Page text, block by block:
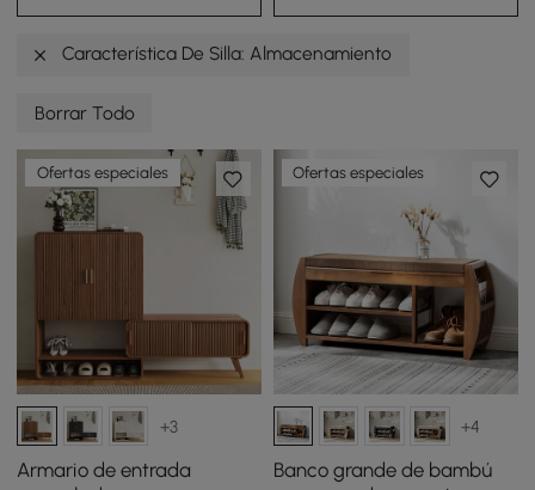
Característica De Silla: Almacenamiento
Borrar Todo
Ofertas especiales
+3
Armario de entrada
Ofertas especiales
+4
Banco grande de bambú